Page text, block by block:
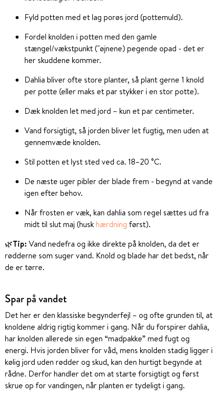
Fyld potten med et lag porøs jord (pottemuld).
Fordel knolden i potten med den gamle
stængel/vækstpunkt ("øjnene) pegende opad - det er
her skuddene kommer.
Dahlia bliver ofte store planter, så plant gerne 1 knold
per potte (eller maks et par stykker i en stor potte).
Dæk knolden letmed jord – kun et par centimeter.
Vand forsigtigt, så jorden bliver let fugtig, men uden at
gennemvæde knolden.
Stil potten et lyst sted ved ca. 18–20 °C.
De næste uger pibler der blade frem - begynd at vande
igen efter behov.
Når frosten er væk, kan dahlia som regel sættes ud fra
midt til slut maj (huskhærdning først).
🌿Tip: Vand nedefra og ikke direkte på knolden, da det er
rødderne som suger vand. Knold og blade har det bedst, når
de er tørre.
Spar på vandet
Det her er den klassiske begynderfejl – og ofte grunden til, at
knoldene aldrig rigtig kommer i gang. Når du forspirer dahlia,
har knolden allerede sin egen “madpakke” med fugt og
energi. Hvis jorden bliver for våd, mens knolden stadig ligger i
kølig jord uden rødder og skud, kan den hurtigt begynde at
rådne. Derfor handler det om at starte forsigtigt og først
skrue op for vandingen, når planten er tydeligt i gang.